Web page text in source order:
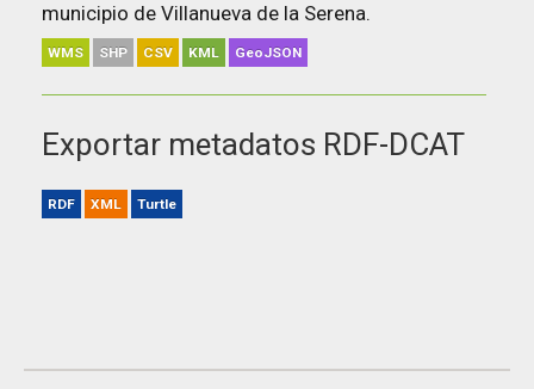
municipio de Villanueva de la Serena.
WMS SHP CSV KML GeoJSON
Exportar metadatos RDF-DCAT
RDF XML Turtle